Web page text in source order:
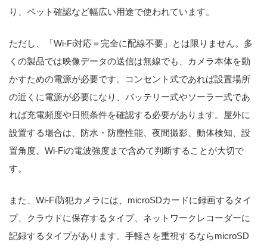
り、ペット確認など幅広い用途で使われています。
ただし、「Wi-Fi対応＝完全に配線不要」とは限りません。多
くの製品では映像データの送信は無線でも、カメラ本体を動
かすための電源が必要です。コンセント式であれば設置場所
の近くに電源が必要になり、バッテリー式やソーラー式であ
れば充電頻度や日照条件を確認する必要があります。屋外に
設置する場合は、防水・防塵性能、夜間撮影、動体検知、設
置角度、Wi-Fiの電波強度まで含めて判断することが大切で
す。
また、Wi-Fi防犯カメラには、microSDカードに録画するタイ
プ、クラウドに保存するタイプ、ネットワークレコーダーに
記録するタイプがあります。手軽さを重視するならmicroSD